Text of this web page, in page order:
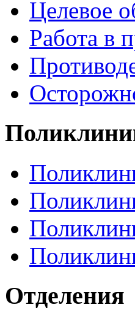
Целевое
Работа в
Отделения